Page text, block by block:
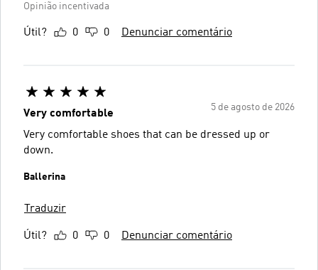
Opinião incentivada
Útil? 0 0 Denunciar comentário
5 de agosto de 2026
Very comfortable
Very comfortable shoes that can be dressed up or
down.
Ballerina
Traduzir
Útil? 0 0 Denunciar comentário